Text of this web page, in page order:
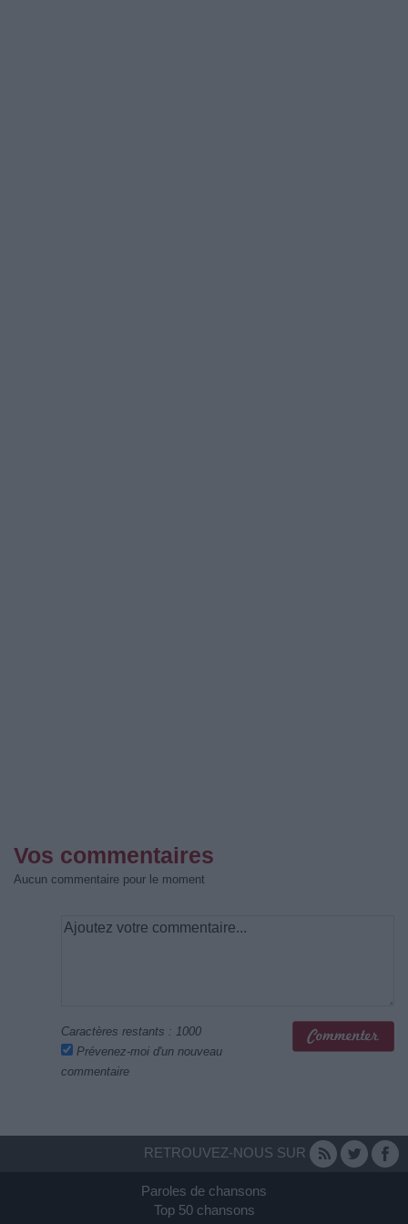
Vos commentaires
Aucun commentaire pour le moment
Caractères restants : 1000
Prévenez-moi d'un nouveau
commentaire
RETROUVEZ-NOUS SUR
Paroles de chansons
Top 50 chansons